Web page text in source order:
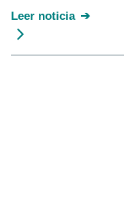
Leer noticia